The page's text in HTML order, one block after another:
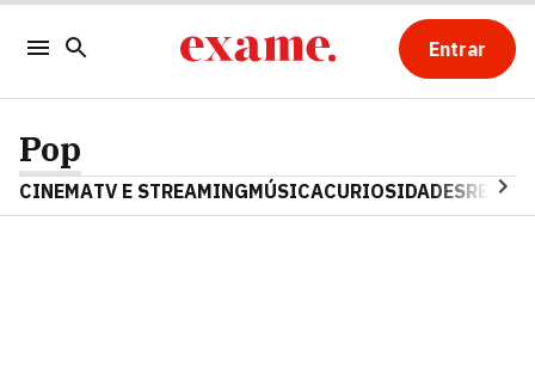
Entrar
Pop
CINEMATV E STREAMINGMÚSICACURIOSIDADES